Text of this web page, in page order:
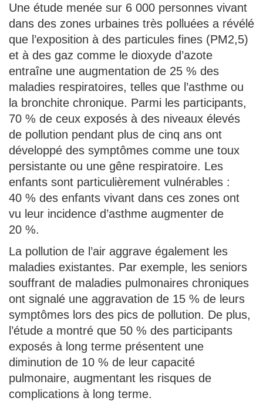
Une étude menée sur 6 000 personnes vivant
dans des zones urbaines très polluées a révélé
que l’exposition à des particules fines (PM2,5)
et à des gaz comme le dioxyde d’azote
entraîne une augmentation de 25 % des
maladies respiratoires, telles que l’asthme ou
la bronchite chronique. Parmi les participants,
70 % de ceux exposés à des niveaux élevés
de pollution pendant plus de cinq ans ont
développé des symptômes comme une toux
persistante ou une gêne respiratoire. Les
enfants sont particulièrement vulnérables :
40 % des enfants vivant dans ces zones ont
vu leur incidence d’asthme augmenter de
20 %.
La pollution de l’air aggrave également les
maladies existantes. Par exemple, les seniors
souffrant de maladies pulmonaires chroniques
ont signalé une aggravation de 15 % de leurs
symptômes lors des pics de pollution. De plus,
l’étude a montré que 50 % des participants
exposés à long terme présentent une
diminution de 10 % de leur capacité
pulmonaire, augmentant les risques de
complications à long terme.